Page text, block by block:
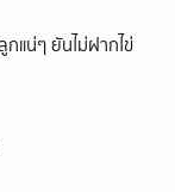
กแน่ๆ ยันไม่ฝากไข่